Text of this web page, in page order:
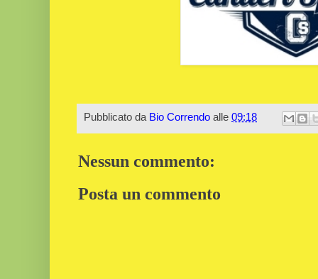
Pubblicato da Bio Correndo alle 09:18
Nessun commento:
Posta un commento